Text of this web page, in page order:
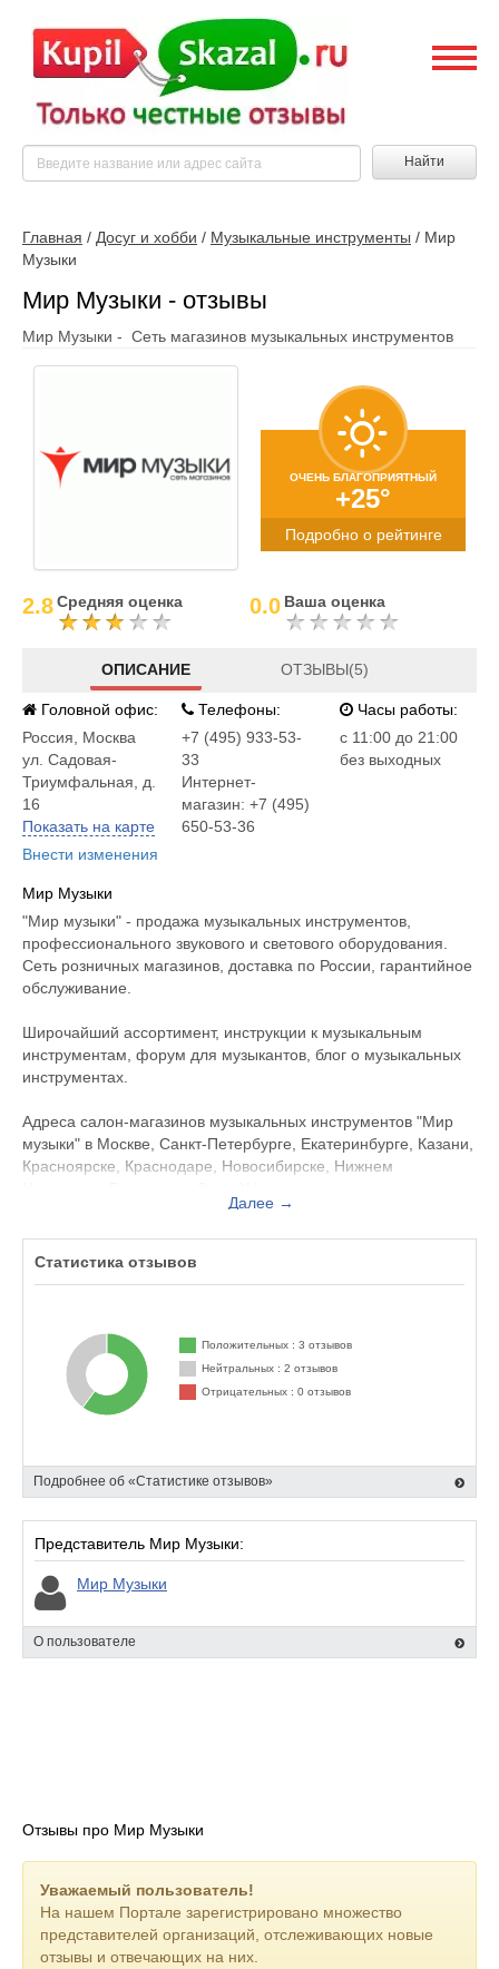
Найти
Главная / Досуг и хобби / Музыкальные инструменты / Мир
Музыки
Мир Музыки - отзывы
Мир Музыки - Сеть магазинов музыкальных инструментов
ОЧЕНЬ БЛАГОПРИЯТНЫЙ
+25°
Подробно о рейтинге
2.8Средняя оценка 0.0 Ваша оценка
ОПИСАНИЕ ОТЗЫВЫ(5)
Головной офис:
Россия
Москва
ул. Садовая-
Триумфальная, д.
16
Показать на карте
Внести изменения
Телефоны:
+7 (495) 933-53-
33
Интернет-
магазин: +7 (495)
650-53-36
Часы работы:
c 11:00 до 21:00
без выходных
Мир Музыки
"Мир музыки" - продажа музыкальных инструментов,
профессионального звукового и светового оборудования.
Сеть розничных магазинов, доставка по России, гарантийное
обслуживание.
Широчайший ассортимент, инструкции к музыкальным
инструментам, форум для музыкантов, блог о музыкальных
инструментах.
Адреса салон-магазинов музыкальных инструментов "Мир
музыки" в Москве, Санкт-Петербурге, Екатеринбурге, Казани,
Красноярске, Краснодаре, Новосибирске, Нижнем
Музыки":
- гарантийное и послегарантийное обслуживание
музыкальных инструментов и оборудования в нашем сервис-
центре
- гитарная мастерская
- квалифицированные консультации специалистов
Далее →
Статистика отзывов
Положительных : 3 отзывов
Нейтральных : 2 отзывов
Отрицательных : 0 отзывов
Подробнее об «Статистике отзывов»
Представитель Мир Музыки:
Мир Музыки
О пользователе
Отзывы про Мир Музыки
Уважаемый пользователь!
На нашем Портале зарегистрировано множество
представителей организаций, отслеживающих новые
отзывы и отвечающих на них.